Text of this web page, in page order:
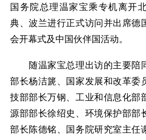
国务院总理温家宝乘专机离开
典、波兰进行正式访问并出席德
会开幕式及中国伙伴国活动。
随温家宝总理出访的主要陪
部长杨洁篪、国家发展和改革委
技部部长万钢、工业和信息化部
源部部长徐绍史、环境保护部部
部长陈德铭、国务院研究室主任